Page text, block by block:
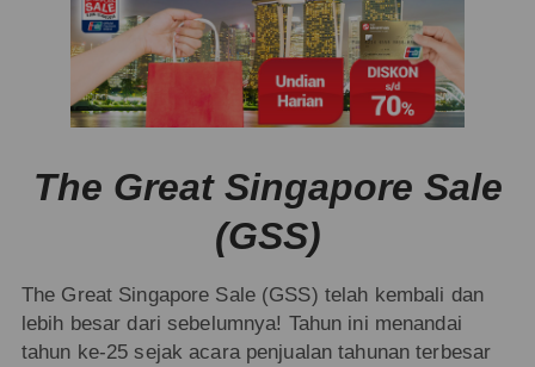
The Great Singapore Sale
(GSS)
The Great Singapore Sale (GSS) telah kembali dan
lebih besar dari sebelumnya! Tahun ini menandai
tahun ke-25 sejak acara penjualan tahunan terbesar